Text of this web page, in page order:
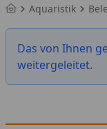
Aquaristik
Das von Ihnen
weitergeleitet.